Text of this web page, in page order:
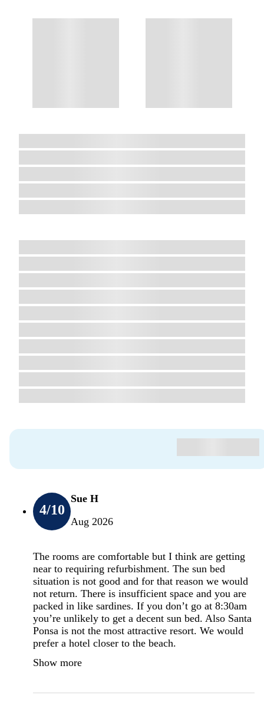
4/10
Sue H
Aug 2026
The rooms are comfortable but I think are getting
near to requiring refurbishment. The sun bed
situation is not good and for that reason we would
not return. There is insufficient space and you are
packed in like sardines. If you don’t go at 8:30am
you’re unlikely to get a decent sun bed. Also Santa
Ponsa is not the most attractive resort. We would
prefer a hotel closer to the beach.
Show more